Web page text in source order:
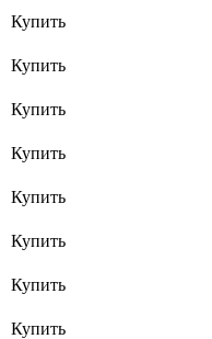
Купить
Купить
Купить
Купить
Купить
Купить
Купить
Купить